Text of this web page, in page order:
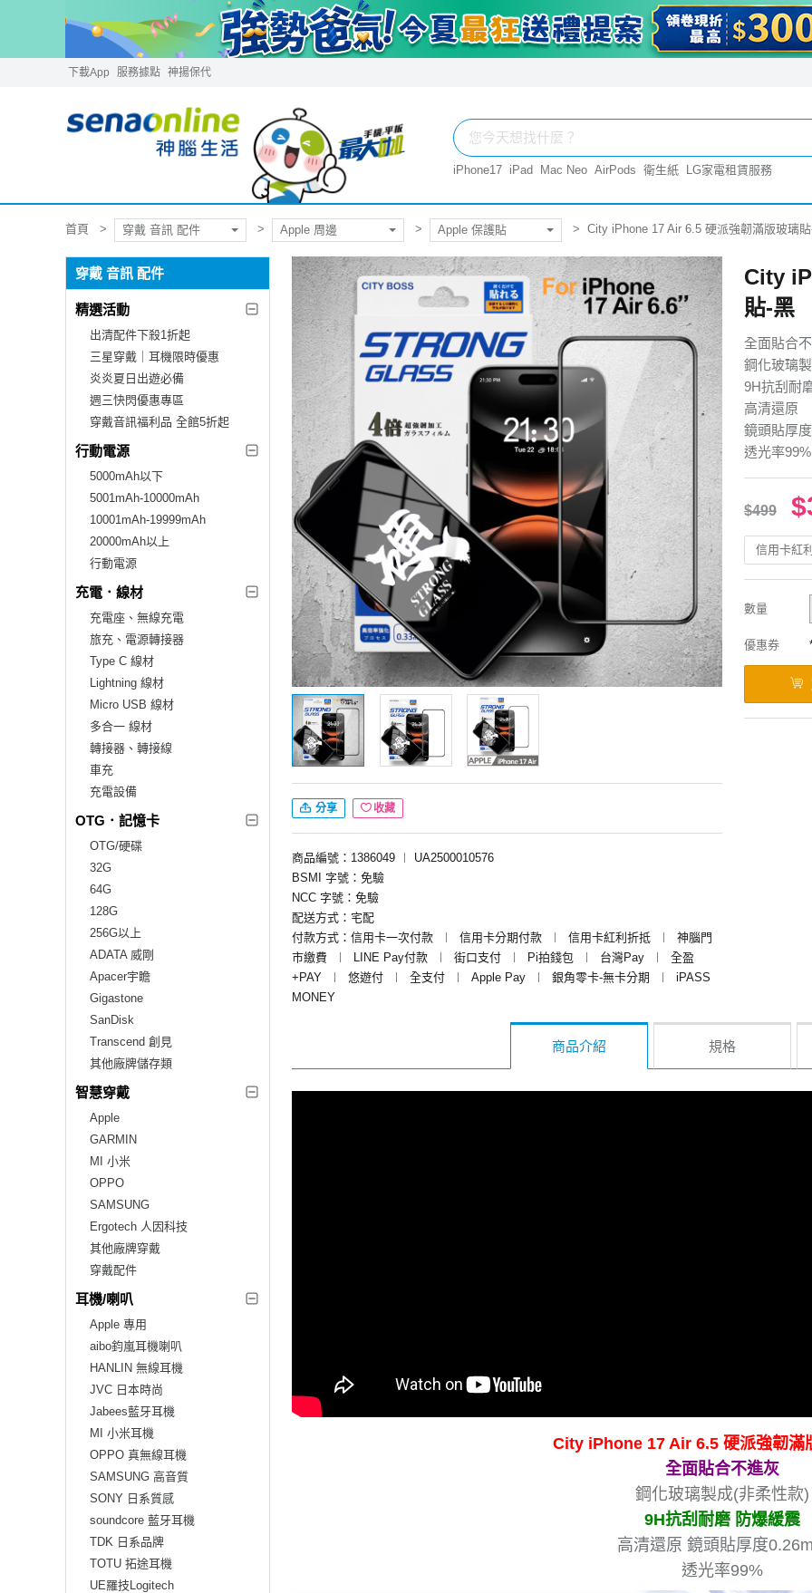
下載App 服務據點 神揚保代
iPhone17 iPad Mac Neo AirPods 衛生紙 LG家電租賃服務
首頁 穿戴 音訊 配件 Apple 周邊 Apple 保護貼 City iPhone 17 Air 6.5 硬派強韌滿版玻璃
穿戴 音訊 配件
精選活動
出清配件下殺1折起
三星穿戴｜耳機限時優惠
炎炎夏日出遊必備
週三快閃優惠專區
穿戴音訊福利品 全館5折起
行動電源
5000mAh以下
5001mAh-10000mAh
10001mAh-19999mAh
20000mAh以上
行動電源
充電．線材
充電座、無線充電
旅充、電源轉接器
Type C 線材
Lightning 線材
Micro USB 線材
多合一 線材
轉接器、轉接線
車充
充電設備
OTG．記憶卡
OTG/硬碟
32G
64G
128G
256G以上
ADATA 威剛
Apacer宇瞻
Gigastone
SanDisk
Transcend 創見
其他廠牌儲存類
智慧穿戴
Apple
GARMIN
MI 小米
OPPO
SAMSUNG
Ergotech 人因科技
其他廠牌穿戴
穿戴配件
耳機/喇叭
Apple 專用
aibo鈞嵐耳機喇叭
HANLIN 無線耳機
JVC 日本時尚
Jabees藍牙耳機
MI 小米耳機
OPPO 真無線耳機
SAMSUNG 高音質
SONY 日系質感
soundcore 藍牙耳機
TDK 日系品牌
TOTU 拓途耳機
UE羅技Logitech
分享 收藏
商品編號：1386049 ︱
UA2500010576
BSMI 字號：免驗
NCC 字號：免驗
配送方式：宅配
付款方式：信用卡一次付款
︱ 信用卡分期付款 ︱ 信用卡紅利折抵 ︱
神腦門
市繳費
︱ LINE Pay付款 ︱ 街口支付 ︱ Pi拍錢包 ︱ 台灣Pay ︱
全盈
+PAY
︱ 悠遊付 ︱ 全支付 ︱ Apple Pay ︱ 銀角零卡-無卡分期 ︱
iPASS
MONEY
City
貼-黑
全面貼合
鋼化玻璃
9H抗刮耐
高清還原
鏡頭貼厚
透光率99%
$499
信用卡紅
數量
優惠券
商品介紹 規格
City iPhone 17 Air 6.5 硬派強韌滿
全面貼合不進灰
鋼化玻璃製成(非柔性款)
9H抗刮耐磨 防爆緩震
高清還原 鏡頭貼厚度
透光率99%